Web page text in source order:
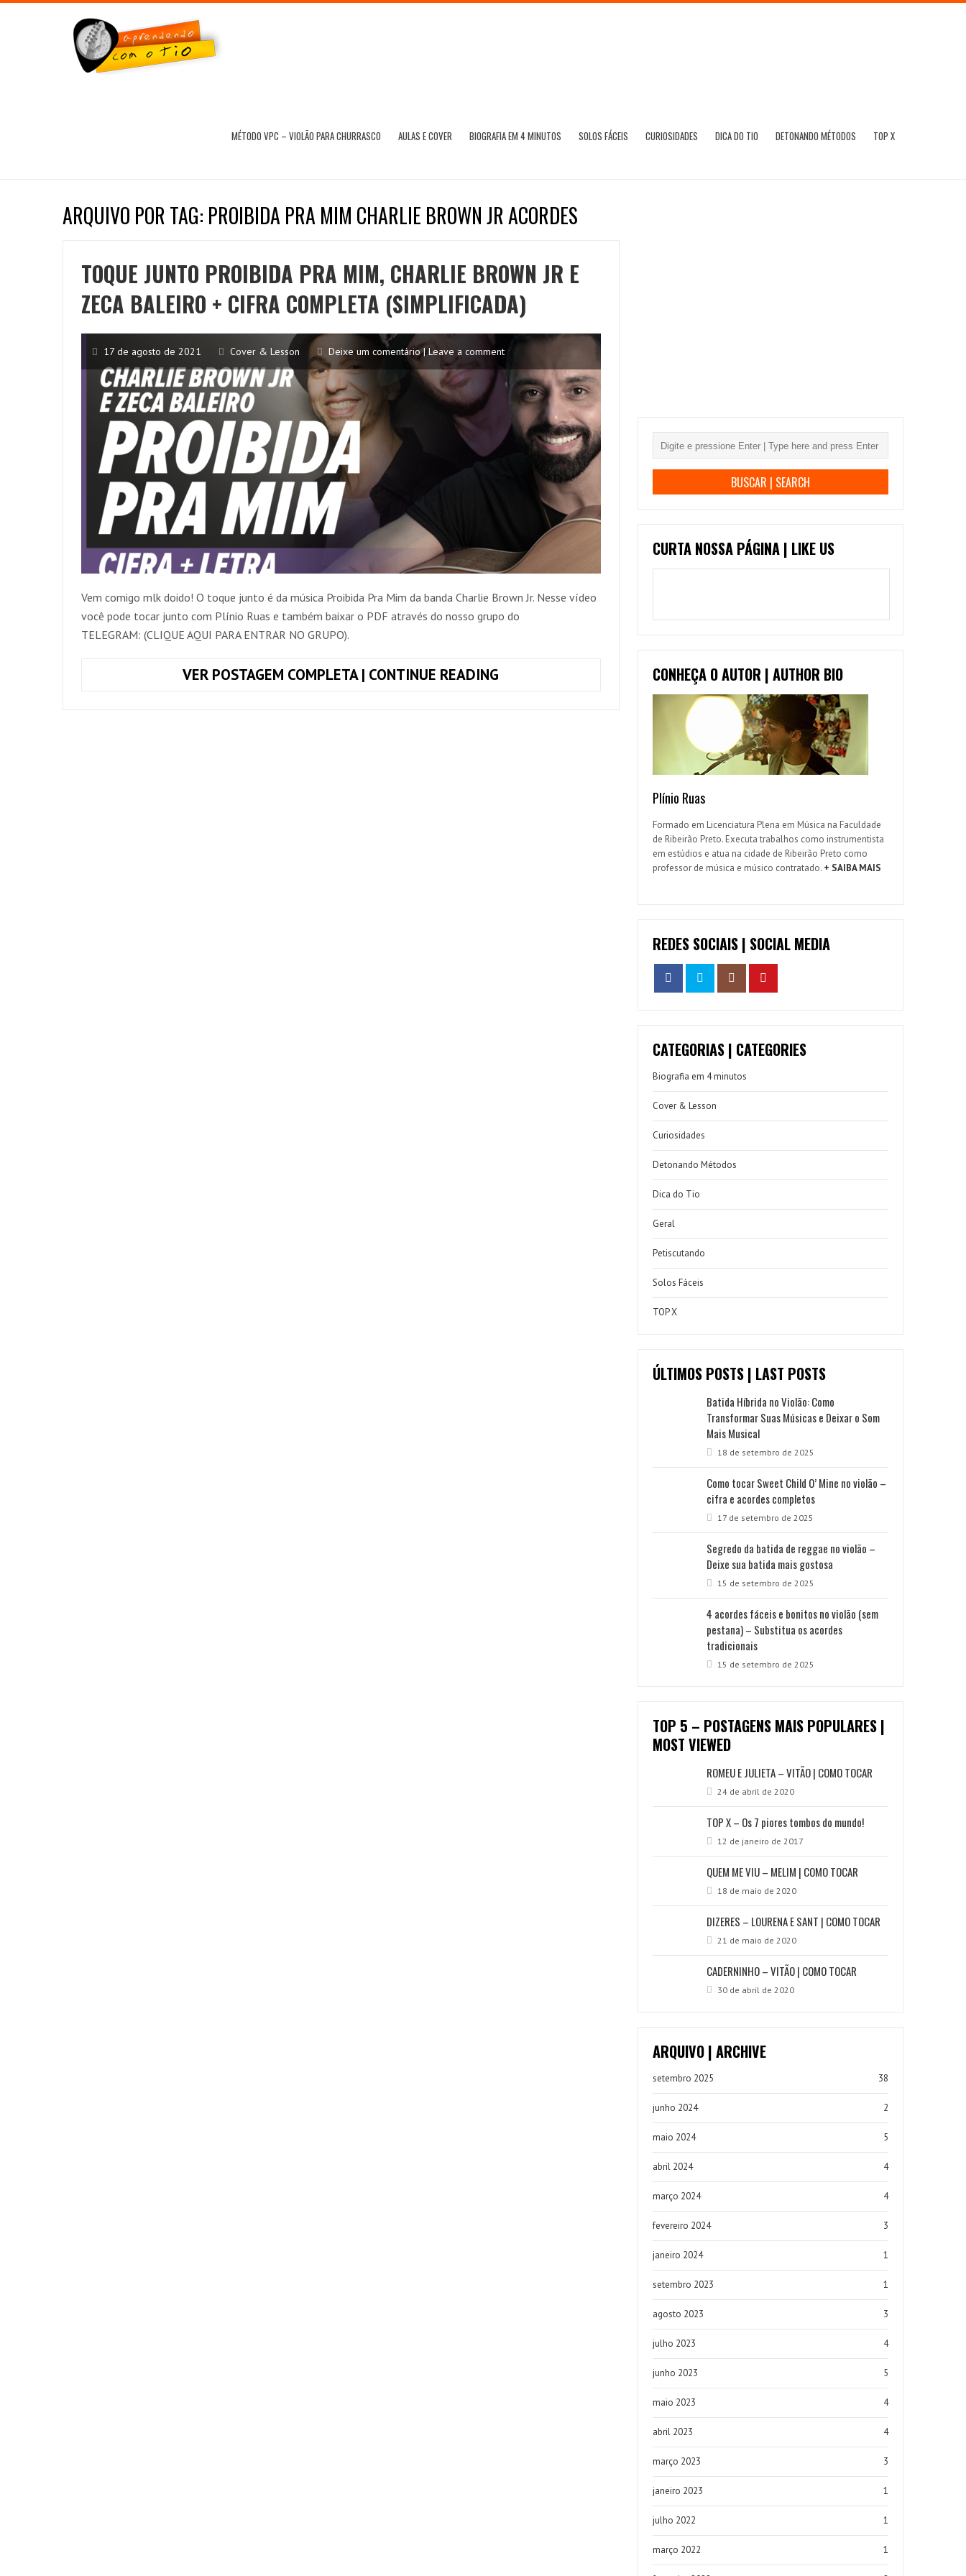
MÉTODO VPC – VIOLÃO PARA CHURRASCO AULAS E COVER BIOGRAFIA EM 4 MINUTOS SOLOS FÁCEIS CURIOSIDADES DICA DO TIO DETONANDO MÉTODOS TOP X
ARQUIVO POR TAG: PROIBIDA PRA MIM CHARLIE BROWN JR ACORDES
TOQUE JUNTO PROIBIDA PRA MIM, CHARLIE BROWN JR E
ZECA BALEIRO + CIFRA COMPLETA (SIMPLIFICADA)
17 de agosto de 2021 Cover & Lesson Deixe um comentário | Leave a comment
Vem comigo mlk doido! O toque junto é da música Proibida Pra Mim da banda Charlie Brown Jr. Nesse vídeo
você pode tocar junto com Plínio Ruas e também baixar o PDF através do nosso grupo do
TELEGRAM: (CLIQUE AQUI PARA ENTRAR NO GRUPO).
VER POSTAGEM COMPLETA | CONTINUE READING
CURTA NOSSA PÁGINA | LIKE US
CONHEÇA O AUTOR | AUTHOR BIO
Plínio Ruas
Formado em Licenciatura Plena em Música na Faculdade
de Ribeirão Preto. Executa trabalhos como instrumentista
em estúdios e atua na cidade de Ribeirão Preto como
professor de música e músico contratado. + SAIBA MAIS
REDES SOCIAIS | SOCIAL MEDIA
CATEGORIAS | CATEGORIES
Biografia em 4 minutos
Cover & Lesson
Curiosidades
Detonando Métodos
Dica do Tio
Geral
Petiscutando
Solos Fáceis
TOP X
ÚLTIMOS POSTS | LAST POSTS
Batida Híbrida no Violão: Como
Transformar Suas Músicas e Deixar o Som
Mais Musical
18 de setembro de 2025
Como tocar Sweet Child O’ Mine no violão –
cifra e acordes completos
17 de setembro de 2025
Segredo da batida de reggae no violão –
Deixe sua batida mais gostosa
15 de setembro de 2025
4 acordes fáceis e bonitos no violão (sem
pestana) – Substitua os acordes
tradicionais
15 de setembro de 2025
TOP 5 – POSTAGENS MAIS POPULARES |
MOST VIEWED
ROMEU E JULIETA – VITÃO | COMO TOCAR
24 de abril de 2020
TOP X – Os 7 piores tombos do mundo!
12 de janeiro de 2017
QUEM ME VIU – MELIM | COMO TOCAR
18 de maio de 2020
DIZERES – LOURENA E SANT | COMO TOCAR
21 de maio de 2020
CADERNINHO – VITÃO | COMO TOCAR
30 de abril de 2020
ARQUIVO | ARCHIVE
setembro 2025 38
junho 2024 2
maio 2024 5
abril 2024 4
março 2024 4
fevereiro 2024 3
janeiro 2024 1
setembro 2023 1
agosto 2023 3
julho 2023 4
junho 2023 5
maio 2023 4
abril 2023 4
março 2023 3
janeiro 2023 1
julho 2022 1
março 2022 1